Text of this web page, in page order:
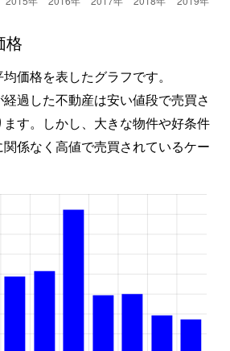
格
価格を表したグラフです。
過した不動産は安い値段で売買さ
す。しかし、大きな物件や好条件
係なく高値で売買されているケー